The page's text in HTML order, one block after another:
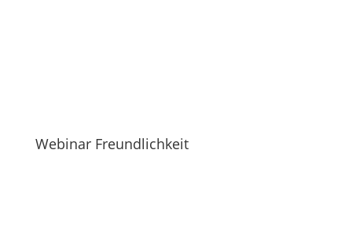
Webinar Freundlichkeit